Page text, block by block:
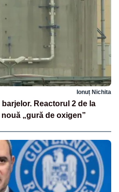
Ionuț Nichita
Reactorul 2 de la
„gură de oxigen”